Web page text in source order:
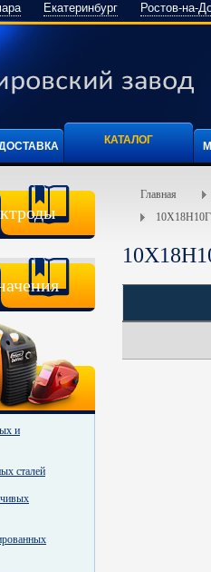
Екатеринбург Ростов-на-
КАТАЛОГ
и
сталей
Главная